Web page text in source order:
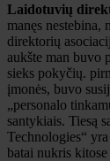
Laidotuvių
manęs nestebina,
direktorių
aukšte man buvo
sieks pokyčių.
įmonės, buvo
„personalo
santykiais. Tiesą
Technologies“
batai nukris kitose